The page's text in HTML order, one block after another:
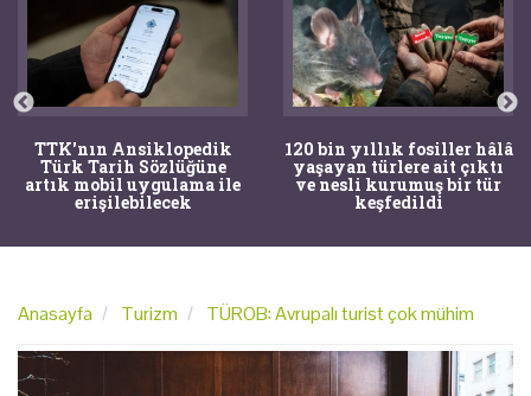
TTK'nın Ansiklopedik
Türk Tarih Sözlüğüne
artık mobil uygulama ile
erişilebilecek
120 bin yıllık fosiller hâlâ
yaşayan türlere ait çıktı
ve nesli kurumuş bir tür
keşfedildi
Anasayfa Turizm TÜROB: Avrupalı turist çok mühim